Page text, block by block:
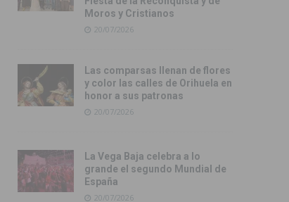
Moros y Cristianos
20/07/2026
Las comparsas llenan de flores
y color las calles de Orihuela en
honor a sus patronas
20/07/2026
La Vega Baja celebra a lo
grande el segundo Mundial de
España
20/07/2026